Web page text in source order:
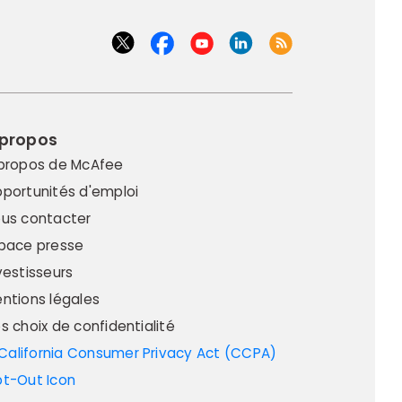
de McAfee
d'emploi
contacter
presse
légales
choix de confidentialité